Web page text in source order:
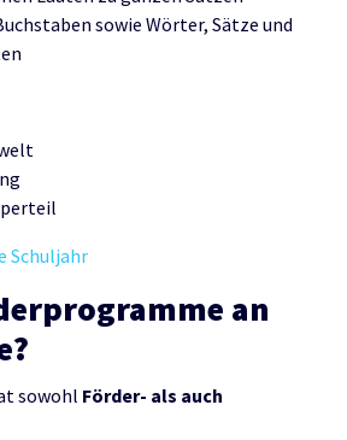
sowie Wörter, Sätze und
Schuljahr
an
sowohl Förder- als auch